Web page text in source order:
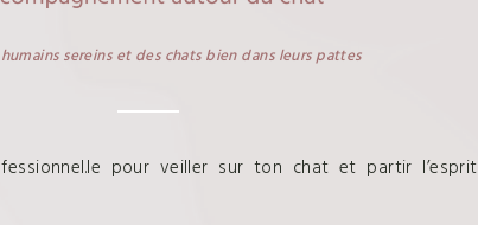
sereins et des chats bien dans leurs pattes
pour veiller sur ton chat et partir l’esprit